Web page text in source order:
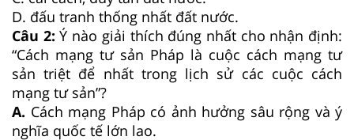
D. đấu tranh thống nhất đất nước.
Câu 2:Ý nào giải thích đúng nhất cho nhận định:
“Cách mạng tư sản Pháp là cuộc cách mạng tư
sản triệt để nhất trong lịch sử các cuộc cách
mạng tư sản”?
A. Cách mạng Pháp có ảnh hưởng sâu rộng và ý
nghĩa quốc tế lớn lao.